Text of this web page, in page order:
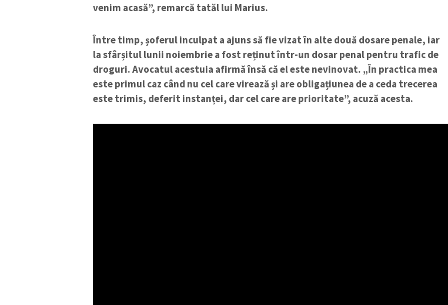
venim acasă”, remarcă tatăl lui Marius.
Între timp, șoferul inculpat a ajuns să fie vizat în alte două dosare penale, iar
la sfârșitul lunii noiembrie a fost reținut într-un dosar penal pentru trafic de
droguri. Avocatul acestuia afirmă însă că el este nevinovat. „În practica mea
este primul caz când nu cel care virează și are obligațiunea de a ceda trecerea
este trimis, deferit instanței, dar cel care are prioritate”, acuză acesta.